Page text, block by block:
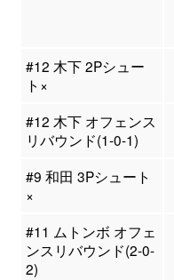
#12 木下 2Pシュー
ト×
#12 木下 オフェンス
リバウンド(1-0-1)
#9 和田 3Pシュート
×
#11 ムトンボ オフェ
ンスリバウンド(2-0-
2)